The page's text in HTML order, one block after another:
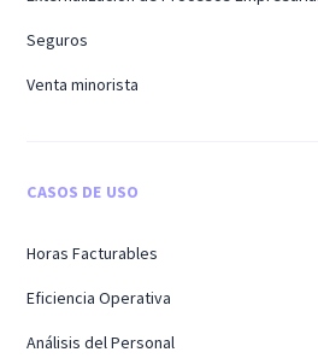
Seguros
Venta minorista
CASOS DE USO
Horas Facturables
Eficiencia Operativa
Análisis del Personal